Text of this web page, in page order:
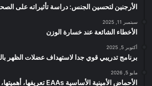
الأرجنين لتحسين الجنس: دراسة تأثيراته على
سبتمبر 11, 2025
الأخطاء الشائعة عند خسارة الوزن
أكتوبر 5, 2025
برنامج تدريبي قوي جدا لاستهداف عضلات الظهر
مايو 5, 2026
الأحماض الأمينية الأساسية EAAs تعريفها، أهميتها، مصادرها، وفوائدها